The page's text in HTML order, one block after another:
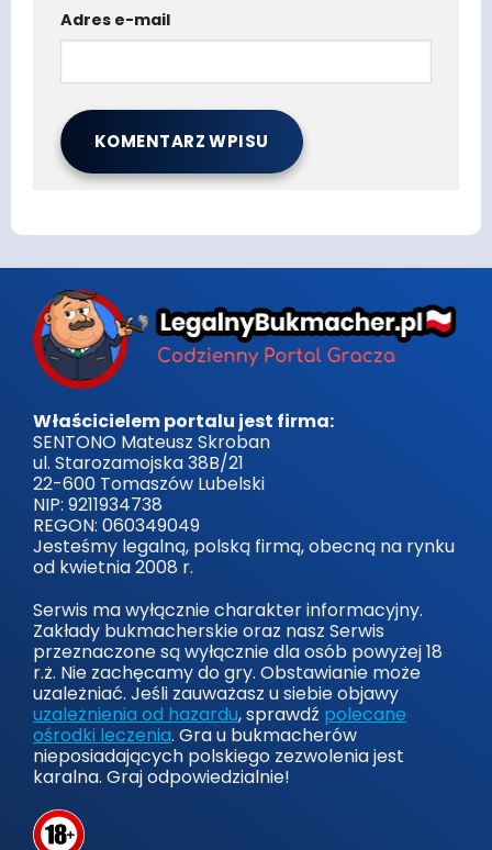
Adres e-mail
Właścicielem portalu jest firma:
SENTONO Mateusz Skroban
ul. Starozamojska 38B/21
22-600 Tomaszów Lubelski
NIP: 9211934738
REGON: 060349049
Jesteśmy legalną, polską firmą, obecną na rynku
od kwietnia 2008 r.
Serwis ma wyłącznie charakter informacyjny.
Zakłady bukmacherskie oraz nasz Serwis
przeznaczone są wyłącznie dla osób powyżej 18
r.ż. Nie zachęcamy do gry. Obstawianie może
uzależniać. Jeśli zauważasz u siebie objawy
uzależnienia od hazardu, sprawdź polecane
ośrodki leczenia. Gra u bukmacherów
nieposiadających polskiego zezwolenia jest
karalna. Graj odpowiedzialnie!